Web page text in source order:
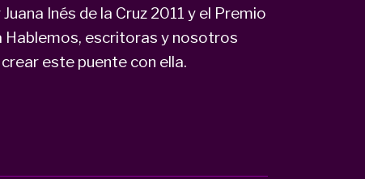
Inés de la Cruz 2011 y el Premio
Hablemos, escritoras y nosotros
este puente con ella.